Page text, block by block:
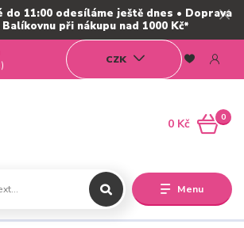
do 11:00 odesíláme ještě dnes • Doprava
při nákupu nad 1000 Kč*
Menu
CZK
0
0 Kč